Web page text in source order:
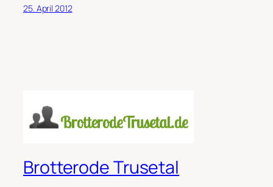
25. April 2012
Brotterode Trusetal